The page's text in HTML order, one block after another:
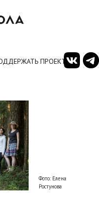
ПРОЕКТ
Фото: Елена
Ростунова